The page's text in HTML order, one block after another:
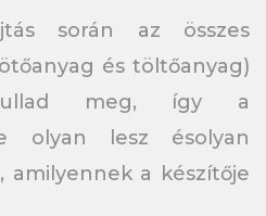
során az összes
és töltőanyag)
meg, így a
olyan lesz ésolyan
a készítője